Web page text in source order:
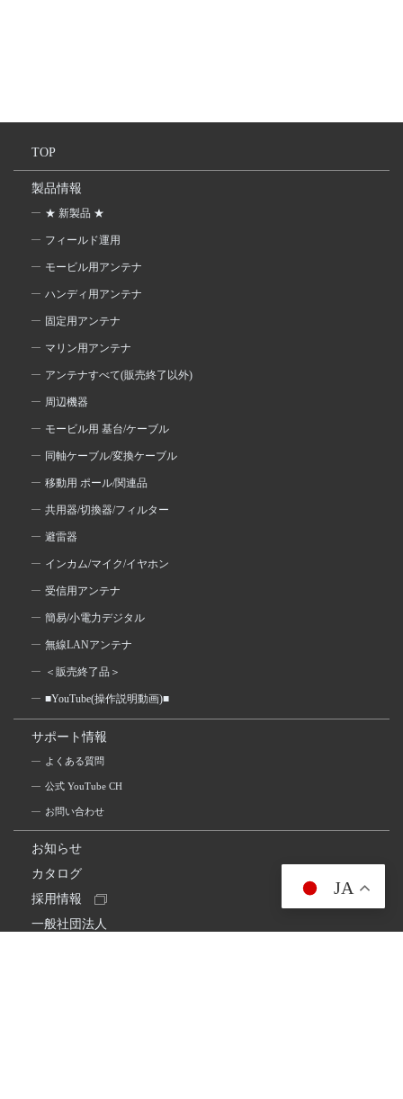
TOP
製品情報
★ 新製品 ★
フィールド運用
モービル用アンテナ
ハンディ用アンテナ
固定用アンテナ
マリン用アンテナ
アンテナすべて(販売終了以外)
周辺機器
モービル用 基台/ケーブル
同軸ケーブル/変換ケーブル
移動用 ポール/関連品
共用器/切換器/フィルター
避雷器
インカム/マイク/イヤホン
受信用アンテナ
簡易/小電力デジタル
無線LANアンテナ
＜販売終了品＞
■YouTube(操作説明動画)■
サポート情報
よくある質問
公式 YouTube CH
お問い合わせ
お知らせ
カタログ
採用情報
一般社団法人
JA